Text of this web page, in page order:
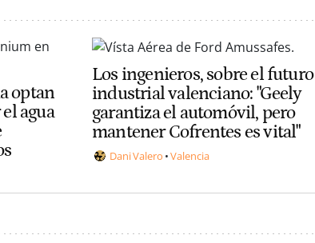
optan
agua
Los ingenieros, sobre el futuro
industrial valenciano: "Geely
garantiza el automóvil, pero
mantener Cofrentes es vital"
Dani Valero Valencia